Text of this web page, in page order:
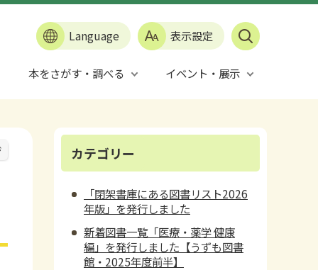
Language 表示設定
本をさがす・調べる イベント・展示
カテゴリー
「閉架書庫にある図書リスト2026
年版」を発行しました
新着図書一覧「医療・薬学 健康
編」を発行しました【うずも図書
館・2025年度前半】